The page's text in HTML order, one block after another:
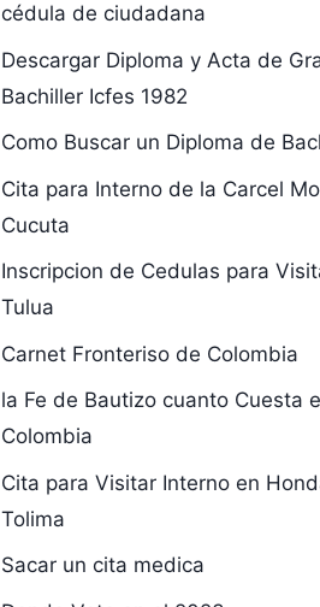
cédula de ciudadana
Descargar Diploma y Acta de
Bachiller Icfes 1982
Como Buscar un Diploma de
Cita para Interno de la Carcel
Cucuta
Inscripcion de Cedulas para
Tulua
Carnet Fronteriso de Colombia
la Fe de Bautizo cuanto Cuesta
Colombia
Cita para Visitar Interno en
Tolima
Sacar un cita medica